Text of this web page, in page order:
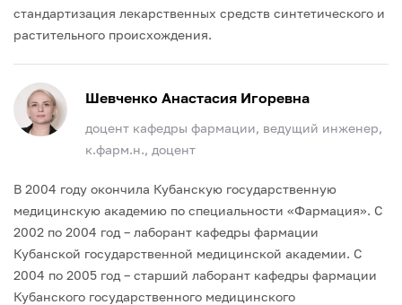
стандартизация лекарственных средств синтетического и
растительного происхождения.
Шевченко Анастасия Игоревна
доцент кафедры фармации, ведущий инженер,
к.фарм.н., доцент
В 2004 году окончила Кубанскую государственную
медицинскую академию по специальности «Фармация». С
2002 по 2004 год – лаборант кафедры фармации
Кубанской государственной медицинской академии. С
2004 по 2005 год – старший лаборант кафедры фармации
Кубанского государственного медицинского